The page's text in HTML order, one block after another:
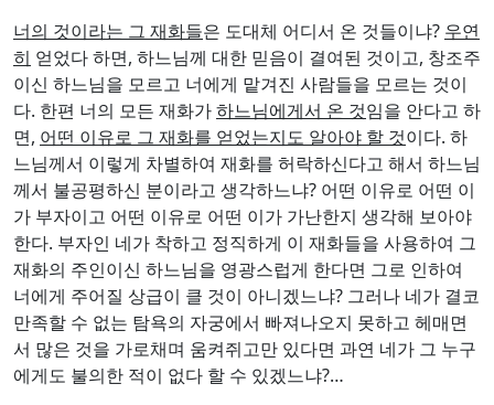
너의 것이라는 그 재화들은 도대체 어디서 온 것들이냐? 우연
히 얻었다 하면, 하느님께 대한 믿음이 결여된 것이고, 창조주
이신 하느님을 모르고 너에게 맡겨진 사람들을 모르는 것이
다. 한편 너의 모든 재화가하느님에게서 온 것임을 안다고 하
면, 어떤 이유로 그 재화를 얻었는지도 알아야 할 것이다. 하
느님께서 이렇게 차별하여 재화를 허락하신다고 해서 하느님
께서 불공평하신 분이라고 생각하느냐? 어떤 이유로 어떤 이
가 부자이고 어떤 이유로 어떤 이가 가난한지 생각해 보아야
한다. 부자인 네가 착하고 정직하게 이 재화들을 사용하여 그
재화의 주인이신 하느님을 영광스럽게 한다면 그로 인하여
너에게 주어질 상급이 클 것이 아니겠느냐? 그러나 네가 결코
만족할 수 없는 탐욕의 자궁에서 빠져나오지 못하고 헤매면
서 많은 것을 가로채며 움켜쥐고만 있다면 과연 네가 그 누구
에게도 불의한 적이 없다 할 수 있겠느냐?…